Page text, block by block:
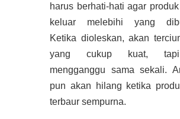
harus berhati-hati agar
keluar melebihi yang
Ketika dioleskan, akan
yang cukup kuat,
mengganggu sama sekali.
pun akan hilang ketika
terbaur sempurna.